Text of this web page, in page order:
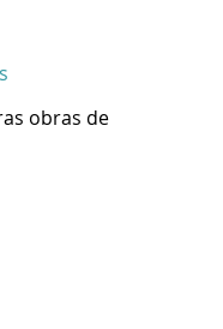
obras de